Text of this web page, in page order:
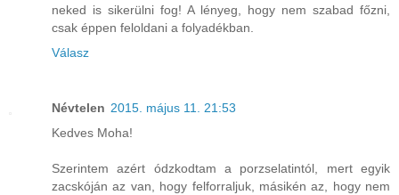
neked is sikerülni fog! A lényeg, hogy nem szabad főzni,
csak éppen feloldani a folyadékban.
Válasz
Névtelen 2015. május 11. 21:53
Kedves Moha!
Szerintem azért ódzkodtam a porzselatintól, mert egyik
zacskóján az van, hogy felforraljuk, másikén az, hogy nem